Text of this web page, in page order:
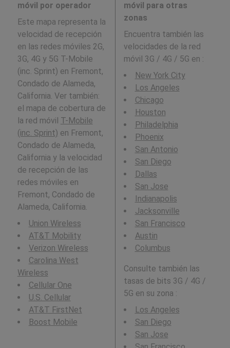
móvil por operador
Este mapa representa la
velocidad de recepción
en las redes móviles 2G,
3G, 4G y 5G T-Mobile
(inc. Sprint) en Fremont,
Condado de Alameda,
California. Ver también:
el mapa de cobertura de
la red móvil T-Mobile
(inc. Sprint) en Fremont,
Condado de Alameda,
California y la velocidad
de recepción de las
redes móviles en
Fremont, Condado de
Alameda, California.
Union Wireless
AT&T Mobility
Verizon Wireless
Carolina West
Wireless
Cellular One
U.S. Cellular
AT&T FirstNet
Boost Mobile
móvil para otras
zonas
Encuentra también las
velocidades de la red
móvil 3G / 4G / 5G en :
New York City
Los Angeles
Chicago
Houston
Philadelphia
Phoenix
San Antonio
San Diego
Dallas
San Jose
Indianapolis
Jacksonville
San Francisco
Austin
Columbus
Consulte también las
tasas de bits 3G / 4G /
5G en su zona :
Los Angeles
San Diego
San Jose